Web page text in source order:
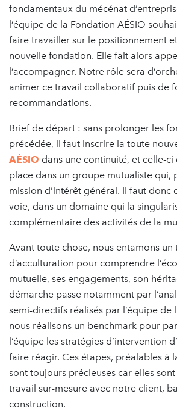
fondamentaux du mécénat
l’équipe de la Fondation AÉSIO
faire travailler sur le positionnement
nouvelle fondation. Elle fait alors
l’accompagner. Notre rôle sera
animer ce travail collaboratif puis de
recommandations.
Brief de départ : sans prolonger les
précédée, il faut inscrire la toute
AÉSIO dans une continuité, et celle-
place dans un groupe mutualiste qui,
mission d’intérêt général. Il faut donc
voie, dans un domaine qui la
complémentaire des activités de la
Avant toute chose, nous entamons un
d’acculturation pour comprendre
mutuelle, ses engagements, son
démarche passe notamment par
semi-directifs réalisés par l’équipe de
nous réalisons un benchmark pour
l’équipe les stratégies d’intervention
faire réagir. Ces étapes, préalables à
sont toujours précieuses car elles sont
travail sur-mesure avec notre client,
construction.